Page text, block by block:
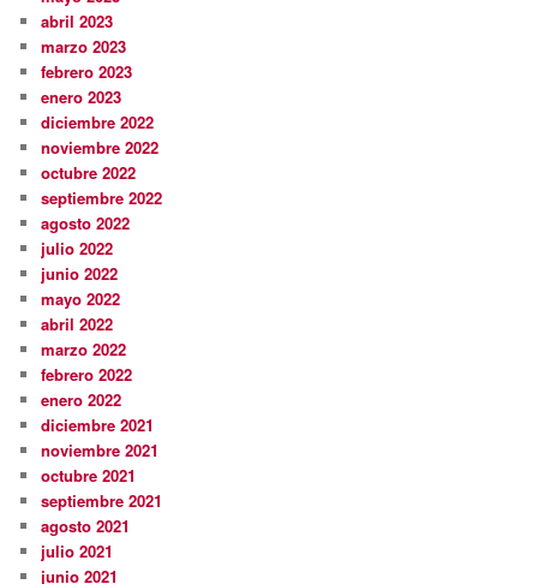
abril 2023
marzo 2023
febrero 2023
enero 2023
diciembre 2022
noviembre 2022
octubre 2022
septiembre 2022
agosto 2022
julio 2022
junio 2022
mayo 2022
abril 2022
marzo 2022
febrero 2022
enero 2022
diciembre 2021
noviembre 2021
octubre 2021
septiembre 2021
agosto 2021
julio 2021
junio 2021